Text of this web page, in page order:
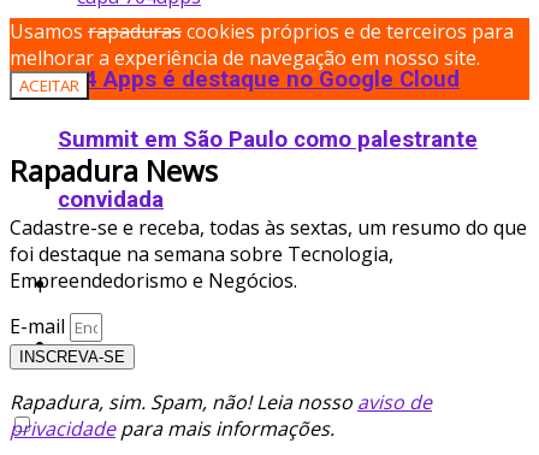
704 Apps é destaque no Google Cloud
Summit em São Paulo como palestrante
convidada
Podcast
Ofertas
Usamos rapadurascookies próprios e de terceiros para
melhorar a experiência de navegação em nosso site.
ACEITAR
Rapadura News
Cadastre-se e receba, todas às sextas, um resumo do que
foi destaque na semana sobre Tecnologia,
Empreendedorismo e Negócios.
E-mail
INSCREVA-SE
Rapadura, sim. Spam, não! Leia nosso aviso de
privacidadepara mais informações.